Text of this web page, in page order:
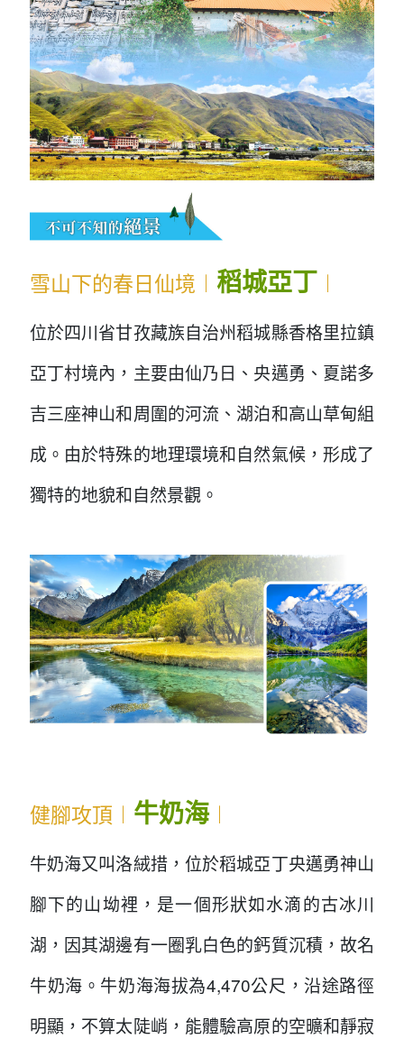
雪山下的春日仙境︱ 稻城亞丁︱
位於四川省甘孜藏族自治州稻城縣香格里拉鎮
亞丁村境內，主要由仙乃日、央邁勇、夏諾多
吉三座神山和周圍的河流、湖泊和高山草甸組
成。由於特殊的地理環境和自然氣候，形成了
獨特的地貌和自然景觀。
健腳攻頂︱ 牛奶海︱
牛奶海又叫洛絨措，位於稻城亞丁央邁勇神山
腳下的山坳裡，是一個形狀如水滴的古冰川
湖，因其湖邊有一圈乳白色的鈣質沉積，故名
牛奶海。牛奶海海拔為4,470公尺，沿途路徑
明顯，不算太陡峭，能體驗高原的空曠和靜寂